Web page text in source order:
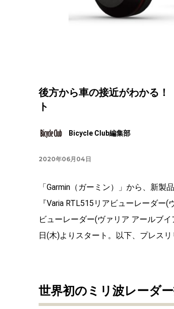
後方から車の接近がわかる
ト
Bicycle Club編集部
2020年06月04日
「Garmin（ガーミン）」から、新
『Varia RTL515リアビューレーダー
ビューレーダー(ヴァリア アールブ
日(木)よりスタート。以下、プレスリ
世界初のミリ波レーダ